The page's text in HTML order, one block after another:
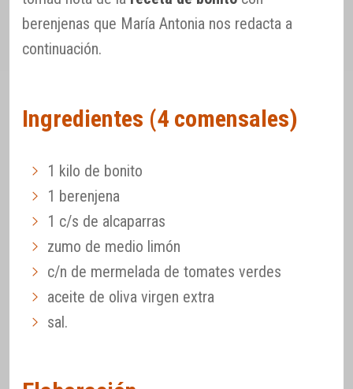
berenjenas que María Antonia nos redacta a
continuación.
Ingredientes (4 comensales)
1 kilo de bonito
1 berenjena
1 c/s de alcaparras
zumo de medio limón
c/n de mermelada de tomates verdes
aceite de oliva virgen extra
sal.